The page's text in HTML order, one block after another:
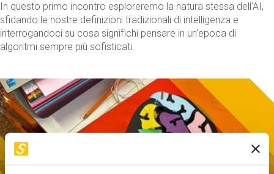
In questo primo incontro esploreremo la natura stessa dell'AI,
sfidando le nostre definizioni tradizionali di intelligenza e
interrogandoci su cosa significhi pensare in un'epoca di
algoritmi sempre più sofisticati.